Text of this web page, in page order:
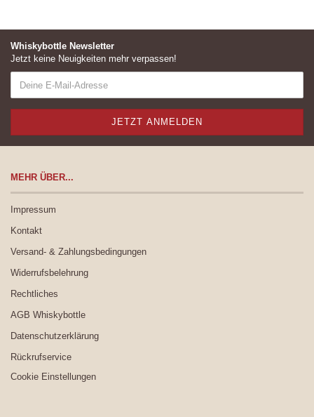
Whiskybottle Newsletter
Jetzt keine Neuigkeiten mehr verpassen!
MEHR ÜBER...
Impressum
Kontakt
Versand- & Zahlungsbedingungen
Widerrufsbelehrung
Rechtliches
AGB Whiskybottle
Datenschutzerklärung
Rückrufservice
Cookie Einstellungen